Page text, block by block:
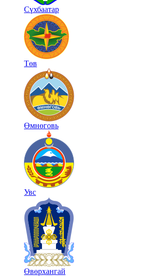
Сүхбаатар
Төв
Өмнөговь
Увс
Өвөрхангай